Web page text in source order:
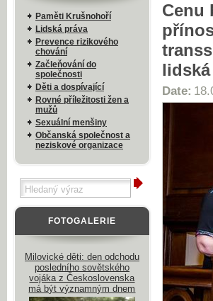
Cenu
Date:
Paměti Krušnohoří
Lidská práva
Prevence rizikového
chování
Začleňování do
společnosti
Děti a dospívající
Rovné příležitosti žen a
mužů
Sexuální menšiny
Občanská společnost a
neziskové organizace
FOTOGALERIE
Milovické děti: den odchodu
posledního sovětského
vojáka z Československa
má být významným dnem